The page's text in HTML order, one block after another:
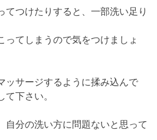
てつけたりすると、一部洗い足り
ってしまうので気をつけましょ
ッサージするように揉み込んで
て下さい。
自分の洗い方に問題ないと思って